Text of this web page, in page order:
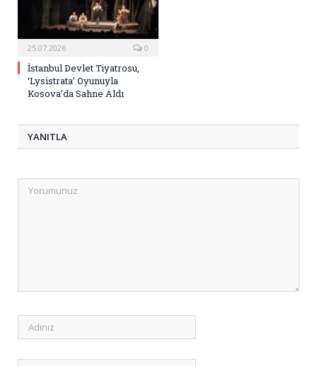
25.07.2026 0
İstanbul Devlet Tiyatrosu,
‘Lysistrata’ Oyunuyla
Kosova’da Sahne Aldı
YANITLA